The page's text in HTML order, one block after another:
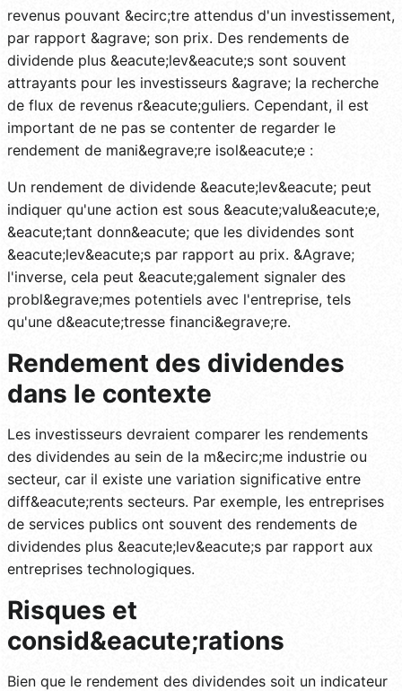
revenus pouvant &ecirc;tre attendus d'un investissement,
par rapport &agrave; son prix. Des rendements de
dividende plus &eacute;lev&eacute;s sont souvent
attrayants pour les investisseurs &agrave; la recherche
de flux de revenus r&eacute;guliers. Cependant, il est
important de ne pas se contenter de regarder le
rendement de mani&egrave;re isol&eacute;e :
Un rendement de dividende &eacute;lev&eacute; peut
indiquer qu'une action est sous &eacute;valu&eacute;e,
&eacute;tant donn&eacute; que les dividendes sont
&eacute;lev&eacute;s par rapport au prix. &Agrave;
l'inverse, cela peut &eacute;galement signaler des
probl&egrave;mes potentiels avec l'entreprise, tels
qu'une d&eacute;tresse financi&egrave;re.
Rendement des dividendes
dans le contexte
Les investisseurs devraient comparer les rendements
des dividendes au sein de la m&ecirc;me industrie ou
secteur, car il existe une variation significative entre
diff&eacute;rents secteurs. Par exemple, les entreprises
de services publics ont souvent des rendements de
dividendes plus &eacute;lev&eacute;s par rapport aux
entreprises technologiques.
Risques et
consid&eacute;rations
Bien que le rendement des dividendes soit un indicateur